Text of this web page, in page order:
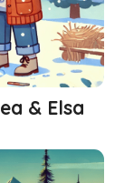
& Elsa